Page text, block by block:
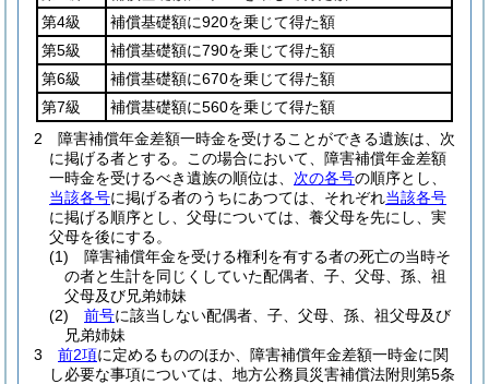
第4級
補償基礎額に920を乗じて得た額
第5級
補償基礎額に790を乗じて得た額
第6級
補償基礎額に670を乗じて得た額
第7級
補償基礎額に560を乗じて得た額
2
障害補償年金差額一時金を受けることができる遺族は、次
に掲げる者とする。
この場合において、障害補償年金差額
一時金を受けるべき遺族の順位は、 次の各号の順序とし、
当該各号に掲げる者のうちにあつては、それぞれ当該各号
に掲げる順序とし、父母については、養父母を先にし、実
父母を後にする。
(1)
障害補償年金を受ける権利を有する者の死亡の当時そ
の者と生計を同じくしていた配偶者、子、父母、孫、祖
父母及び兄弟姉妹
(2)
前号に該当しない配偶者、子、父母、孫、祖父母及び
兄弟姉妹
3
前2項に定めるもののほか、障害補償年金差額一時金に関
し必要な事項については、地方公務員災害補償法附則第5条